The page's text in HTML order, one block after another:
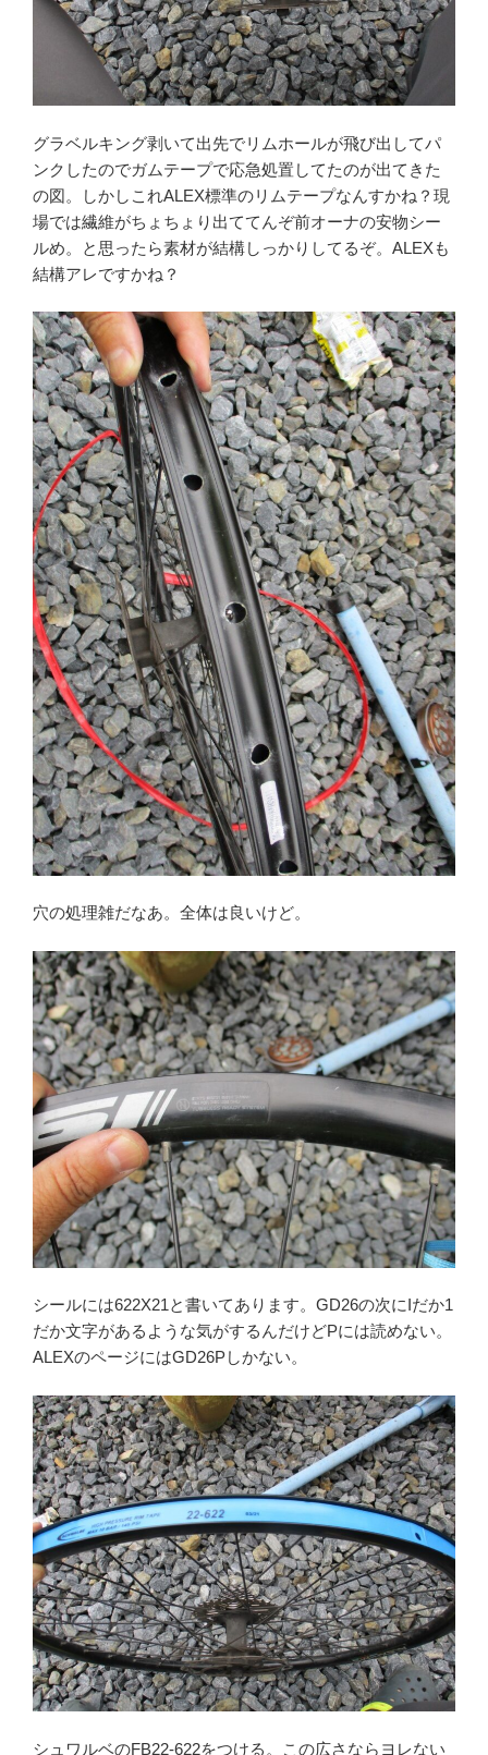
グラベルキング剥いて出先でリムホールが飛び出してパ
ンクしたのでガムテープで応急処置してたのが出てきた
の図。しかしこれALEX標準のリムテープなんすかね？現
場では繊維がちょちょり出ててんぞ前オーナの安物シー
ルめ。と思ったら素材が結構しっかりしてるぞ。ALEXも
結構アレですかね？
穴の処理雑だなあ。全体は良いけど。
シールには622X21と書いてあります。GD26の次にIだか1
だか文字があるような気がするんだけどPには読めない。
ALEXのページにはGD26Pしかない。
シュワルベのFB22-622をつける。この広さならヨレない